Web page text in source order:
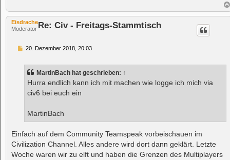
Eisdrache
Moderator Re: Civ - Freitags-Stammtisch
B20. Dezember 2018, 20:03
MartinBach hat geschrieben: ↑
Hurra endlich kann ich mit machen wie logge ich mich via
civ6 bei euch ein
MartinBach
Einfach auf dem Community Teamspeak vorbeischauen im
Civilization Channel. Alles andere wird dort dann geklärt. Letzte
Woche waren wir zu elft und haben die Grenzen des Multiplayers